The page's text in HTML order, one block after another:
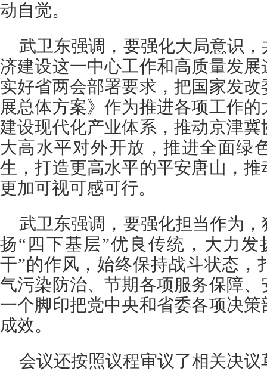
动自觉。
武卫东强调，要强化大局意识
济建设这一中心工作和高质量发
实好省两会部署要求，把国家发
展总体方案》作为推进各项工作
建设现代化产业体系，推动京津
大高水平对外开放，推进全面绿
生，打造更高水平的平安唐山，
更加可视可感可行。
武卫东强调，要强化担当作为
扬“四下基层”优良传统，大力
干”的作风，始终保持战斗状态，
气污染防治、节期各项服务保障
一个脚印把党中央和省委各项决
成效。
会议还按照议程审议了相关决议